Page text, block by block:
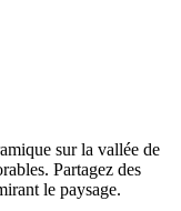
sur la vallée de
Partagez des
le paysage.